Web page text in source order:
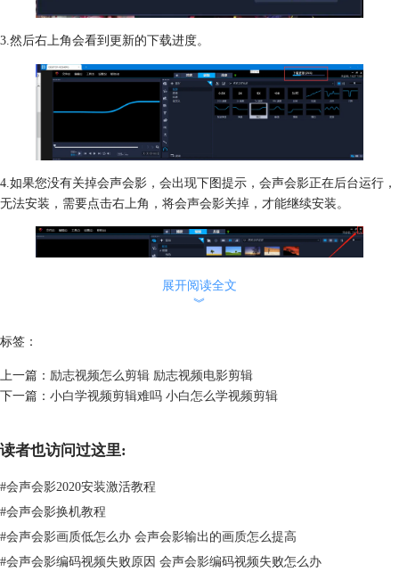
3.然后右上角会看到更新的下载进度。
4.如果您没有关掉会声会影，会出现下图提示，会声会影正在后台运行，
无法安装，需要点击右上角，将会声会影关掉，才能继续安装。
开始更新。
展开阅读全文
︾
标签：
上一篇： 励志视频怎么剪辑 励志视频电影剪辑
下一篇： 小白学视频剪辑难吗 小白怎么学视频剪辑
读者也访问过这里:
#会声会影2020安装激活教程
#会声会影换机教程
#会声会影画质低怎么办 会声会影输出的画质怎么提高
#会声会影编码视频失败原因 会声会影编码视频失败怎么办